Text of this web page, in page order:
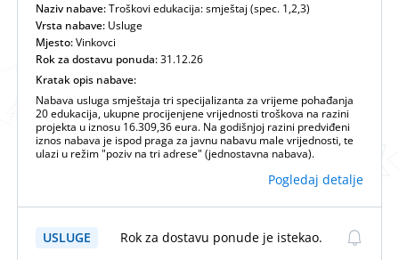
Naziv nabave:Troškovi edukacija: smještaj (spec. 1,2,3)
Vrsta nabave: Usluge
Mjesto:Vinkovci
Rok za dostavu ponuda:31.12.26
Kratak opis nabave:
Nabava usluga smještaja tri specijalizanta za vrijeme pohađanja
20 edukacija, ukupne procijenjene vrijednosti troškova na razini
projekta u iznosu 16.309,36 eura. Na godišnjoj razini predviđeni
iznos nabava je ispod praga za javnu nabavu male vrijednosti, te
ulazi u režim "poziv na tri adrese" (jednostavna nabava).
Pogledaj detalje
USLUGE
Rok za dostavu ponude je istekao.